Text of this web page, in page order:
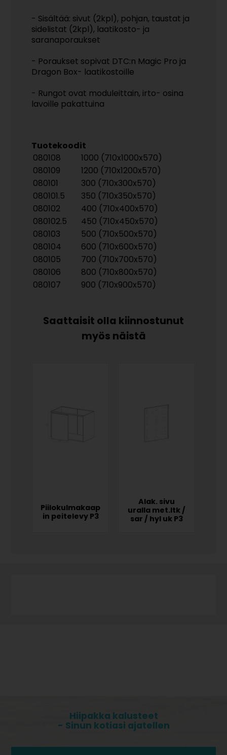
- Sisältää: sivut (2kpl), pohjan, taustat ja
sidelistat (2kpl), laatikosto- ja
saranaporaukset
- Poraukset sopivat DTC:n Magic Pro ja
Dragon Box- laatikostoille
- Rungot ovat moduleittain, irto- osina
lavoille pakattuina
Tuotekoodit
080108
1000 (710x1000x570)
080109
1200 (710x1200x570)
080101
300 (710x300x570)
080101.5
350 (710x350x570)
080102
400 (710x400x570)
080102.5
450 (710x450x570)
080103
500 (710x500x570)
080104
600 (710x600x570)
080105
700 (710x700x570)
080106
800 (710x800x570)
080107
900 (710x900x570)
Piilokulmakaap
in peitelevy P3
Alak. sivu
uralla met.ltk /
sar / hyl uk P3
Hiipakka kalusteet
- Sinun kotiasi ajatellen